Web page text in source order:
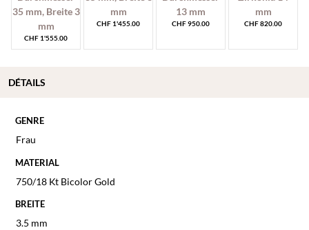
CHF 1'555.00
CHF 1'455.00 CHF950.00 CHF820.00
GENRE
Frau
MATERIAL
750/18 Kt Bicolor Gold
BREITE
3.5 mm
DÉTAILS